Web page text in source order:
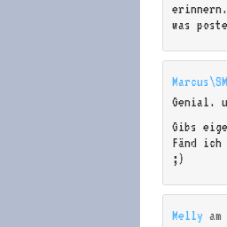
was
Marcus\SM
Gibs
Fänd ich
;)
Melly am